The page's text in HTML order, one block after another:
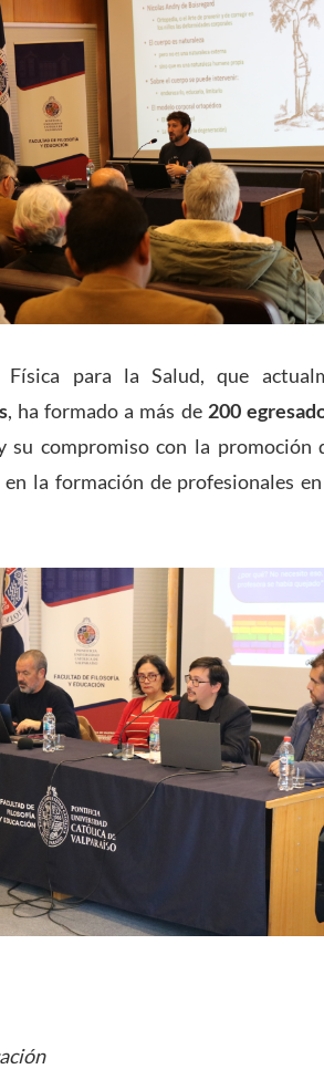
para la Salud, que
, ha formado a más de 200
su compromiso con la promoción
la formación de profesionales